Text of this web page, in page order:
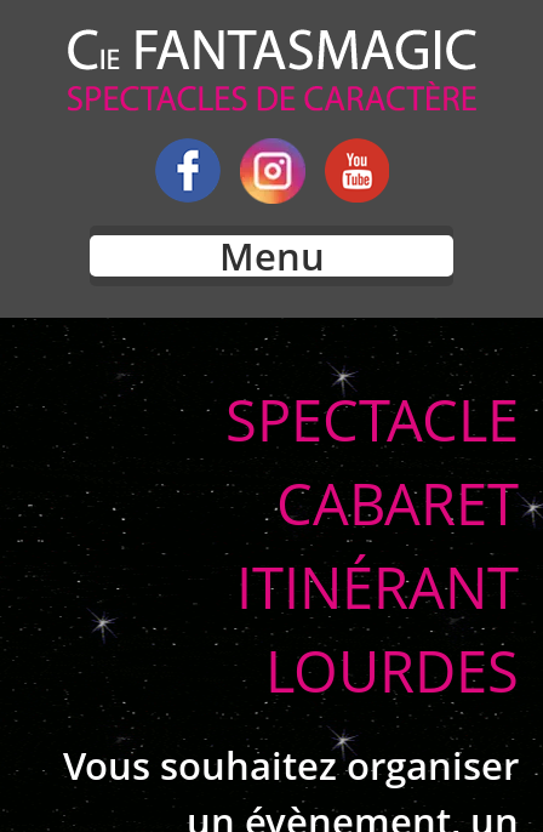
Menu
SPECTACLE
CABARET
ITINÉRANT
LOURDES
Vous souhaitez organiser
un évènement, un